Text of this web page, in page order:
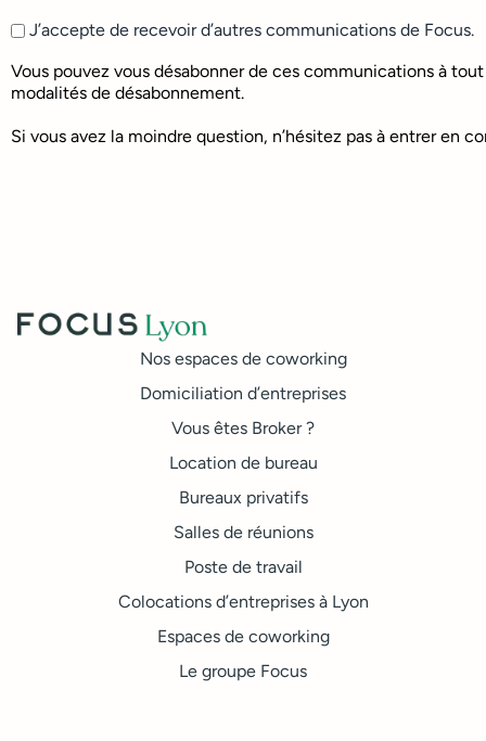
J’accepte de recevoir d’autres communications de Focus.
Vous pouvez vous désabonner de ces communications à
modalités de désabonnement.
Si vous avez la moindre question, n’hésitez pas à entrer en
Nos espaces de coworking
Domiciliation d’entreprises
Vous êtes Broker ?
Location de bureau
Bureaux privatifs
Salles de réunions
Poste de travail
Colocations d’entreprises à Lyon
Espaces de coworking
Le groupe Focus